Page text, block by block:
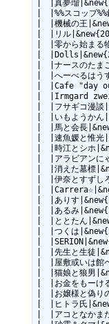
|　|真夢瑠
|　|%%スコッ
|　|機械の王
|　|リル
|　|零から始ま
|　
|　|ナースのた
|　|へーべるは
|　|Cafe "day
|　|Irmgard
|　|フサギコ漫
|　|いもようか
|　|馬と会長
|　|速魚媛と惟
|　|時江とシホ
|　|アラビアン
|　|消えた墓標
|　|伊奈とすず
|　
|　|ありす
|　|あるみ
|　|ととたん
|　|つくは
|　
|　|先生と生徒
|　|屋敷或いは
|　|猫娘と狼男
|　|お金をもー
|　|お嬢様と偽
|　|ヒトラ氏
|　|アコとなか